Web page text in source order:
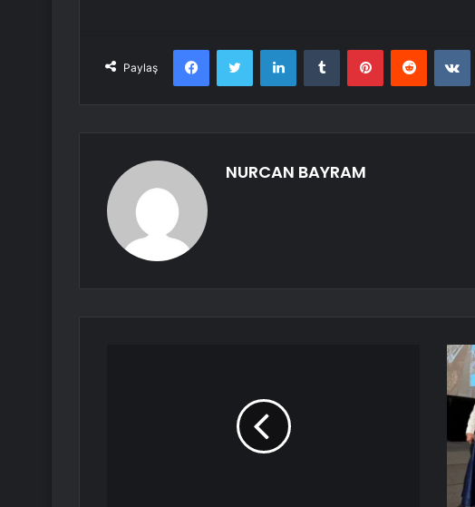
Paylaş
FacebookTwitter LinkedInTumblr PinterestReddit
NURCAN BAYRAM